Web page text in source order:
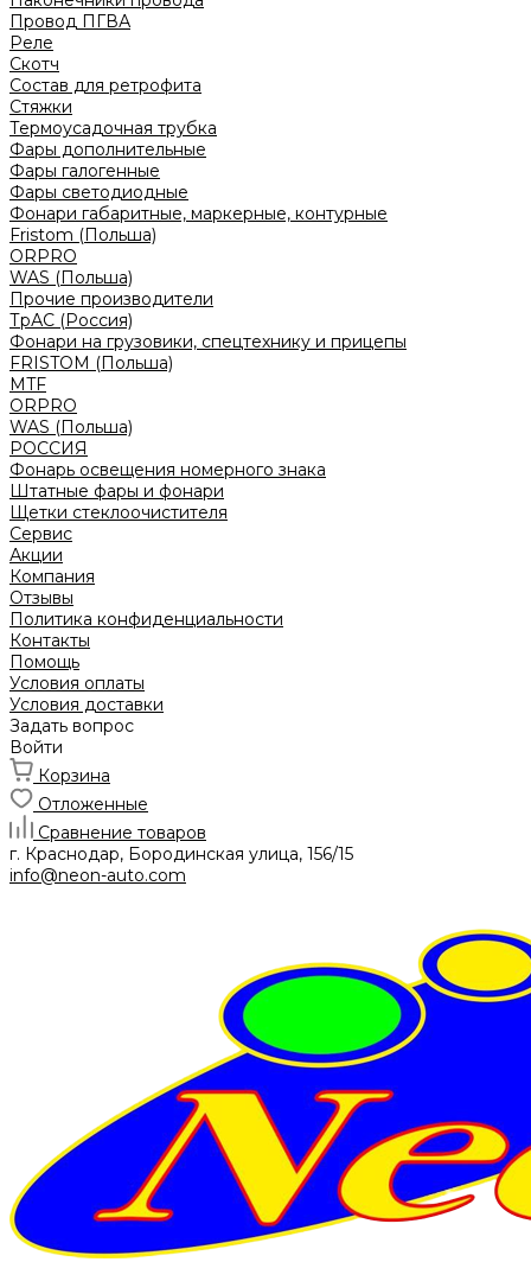
Провод ПГВА
Реле
Скотч
Состав для ретрофита
Стяжки
Термоусадочная трубка
Фары дополнительные
Фары галогенные
Фары светодиодные
Фонари габаритные, маркерные, контурные
Fristom (Польша)
ORPRO
WAS (Польша)
Прочие производители
ТрАС (Россия)
Фонари на грузовики, спецтехнику и прицепы
FRISTOM (Польша)
MTF
ORPRO
WAS (Польша)
РОССИЯ
Фонарь освещения номерного знака
Штатные фары и фонари
Щетки стеклоочистителя
Сервис
Акции
Компания
Отзывы
Политика конфиденциальности
Контакты
Помощь
Условия оплаты
Условия доставки
Задать вопрос
Войти
Корзина
Отложенные
Сравнение товаров
г. Краснодар, Бородинская улица, 156/15
info@neon-auto.com